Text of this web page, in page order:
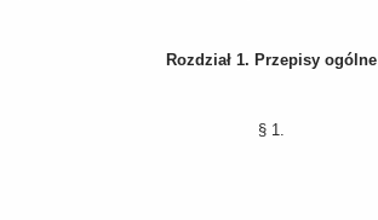
Rozdział 1. Przepisy ogólne
§ 1.